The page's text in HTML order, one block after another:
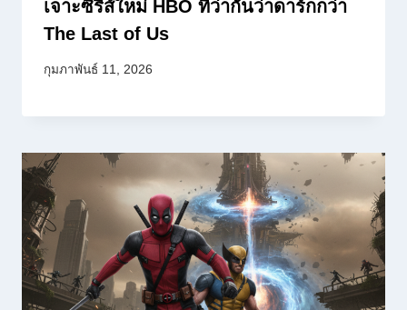
เจาะซีรีส์ใหม่ HBO ที่ว่ากันว่าดาร์กกว่า
The Last of Us
กุมภาพันธ์ 11, 2026